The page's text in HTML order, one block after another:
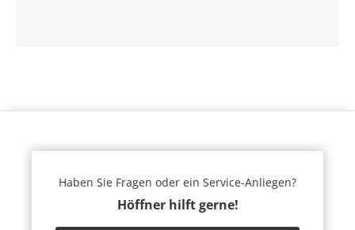
Haben Sie Fragen oder ein Service-Anliegen?
Höffner hilft gerne!